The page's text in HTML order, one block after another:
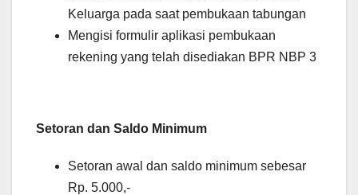
Keluarga pada saat pembukaan tabungan
Mengisi formulir aplikasi pembukaan
rekening yang telah disediakan BPR NBP 3
Setoran dan Saldo Minimum
Setoran awal dan saldo minimum sebesar
Rp. 5.000,-